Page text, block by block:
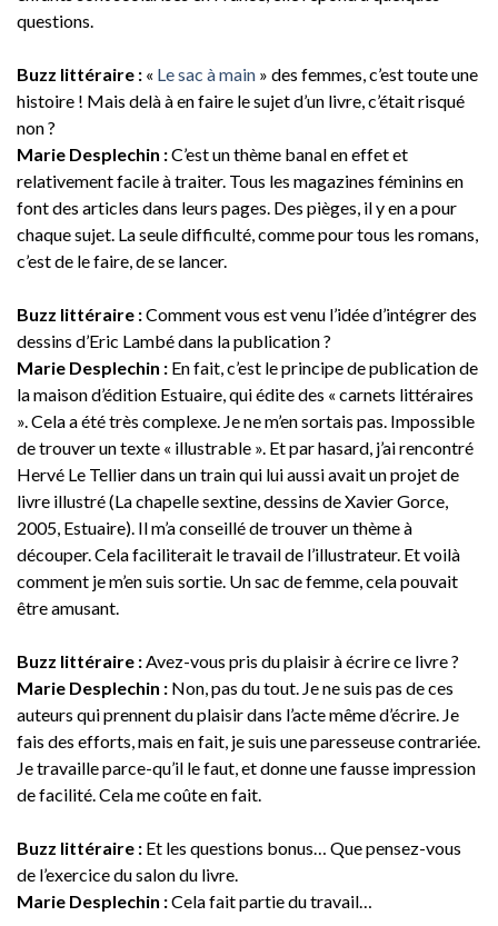
questions.
Buzz littéraire : « Le sac à main » des femmes, c’est toute une
histoire ! Mais delà à en faire le sujet d’un livre, c’était risqué
non ?
Marie Desplechin :C’est un thème banal en effet et
relativement facile à traiter. Tous les magazines féminins en
font des articles dans leurs pages. Des pièges, il y en a pour
chaque sujet. La seule difficulté, comme pour tous les romans,
c’est de le faire, de se lancer.
Buzz littéraire :Comment vous est venu l’idée d’intégrer des
dessins d’Eric Lambé dans la publication ?
Marie Desplechin : En fait, c’est le principe de publication de
la maison d’édition Estuaire, qui édite des « carnets littéraires
». Cela a été très complexe. Je ne m’en sortais pas. Impossible
de trouver un texte « illustrable ». Et par hasard, j’ai rencontré
Hervé Le Tellier dans un train qui lui aussi avait un projet de
livre illustré (La chapelle sextine, dessins de Xavier Gorce,
2005, Estuaire). Il m’a conseillé de trouver un thème à
découper. Cela faciliterait le travail de l’illustrateur. Et voilà
comment je m’en suis sortie. Un sac de femme, cela pouvait
être amusant.
Buzz littéraire : Avez-vous pris du plaisir à écrire ce livre ?
Marie Desplechin : Non, pas du tout. Je ne suis pas de ces
auteurs qui prennent du plaisir dans l’acte même d’écrire. Je
fais des efforts, mais en fait, je suis une paresseuse contrariée.
Je travaille parce-qu’il le faut, et donne une fausse impression
de facilité. Cela me coûte en fait.
Buzz littéraire : Et les questions bonus… Que pensez-vous
de l’exercice du salon du livre.
Marie Desplechin :Cela fait partie du travail…